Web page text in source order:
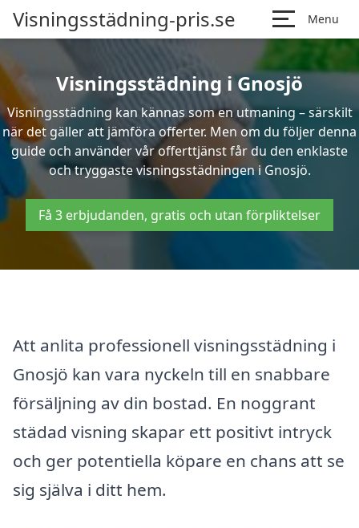
Visningsstädning-pris.se Menu
Visningsstädning i Gnosjö
Visningsstädning kan kännas som en utmaning – särskilt
när det gäller att jämföra offerter. Men om du följer denna
guide och använder vår offerttjänst får du den enklaste
och tryggaste visningsstädningen i Gnosjö.
Få 3 erbjudanden, gratis och utan förpliktelser
Att anlita professionell visningsstädning i
Gnosjö kan vara nyckeln till en snabbare
försäljning av din bostad. En noggrant
städad visning skapar ett positivt intryck
och ger potentiella köpare en chans att se
sig själva i ditt hem.